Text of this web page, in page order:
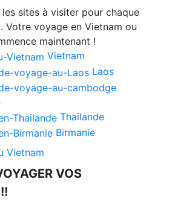
sites à visiter pour chaque
Votre voyage en Vietnam ou
maintenant !
Vietnam
Laos
Thailande
Birmanie
Vietnam
VOS